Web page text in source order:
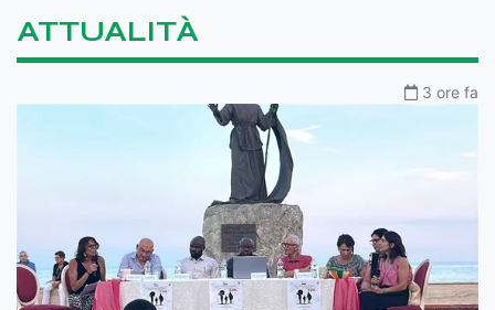
ATTUALITÀ
3 ore fa